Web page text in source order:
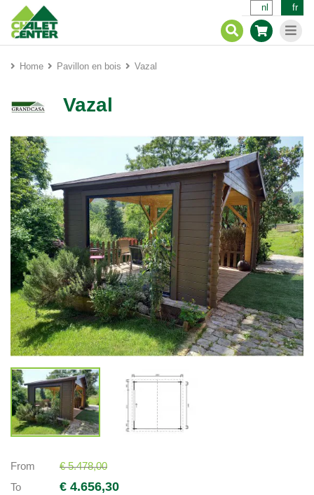
nl fr
Home Pavillon en bois Vazal
Vazal
From
€ 5.478,00
To
€ 4.656,30